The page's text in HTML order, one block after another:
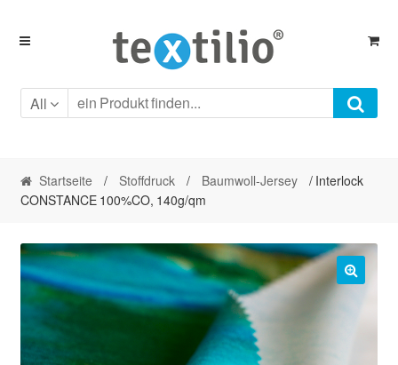
Skip
Skip
All
Startseite / Stoffdruck / Baumwoll-Jersey
/ Interlock
CONSTANCE 100%CO, 140g/qm